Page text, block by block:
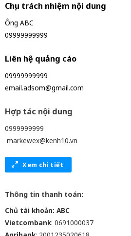
Chịu trách nhiệm nội dung
Ông ABC
09999999999
Liên hệ quảng cáo
09999999999
email.adsom@gmail.com
Hợp tác nội dung
0999999999
markewex@kenh10.vn
Xem chi tiết
Thông tin thanh toán:
Chủ tài khoản: ABC
Vietcombank: 0691000037